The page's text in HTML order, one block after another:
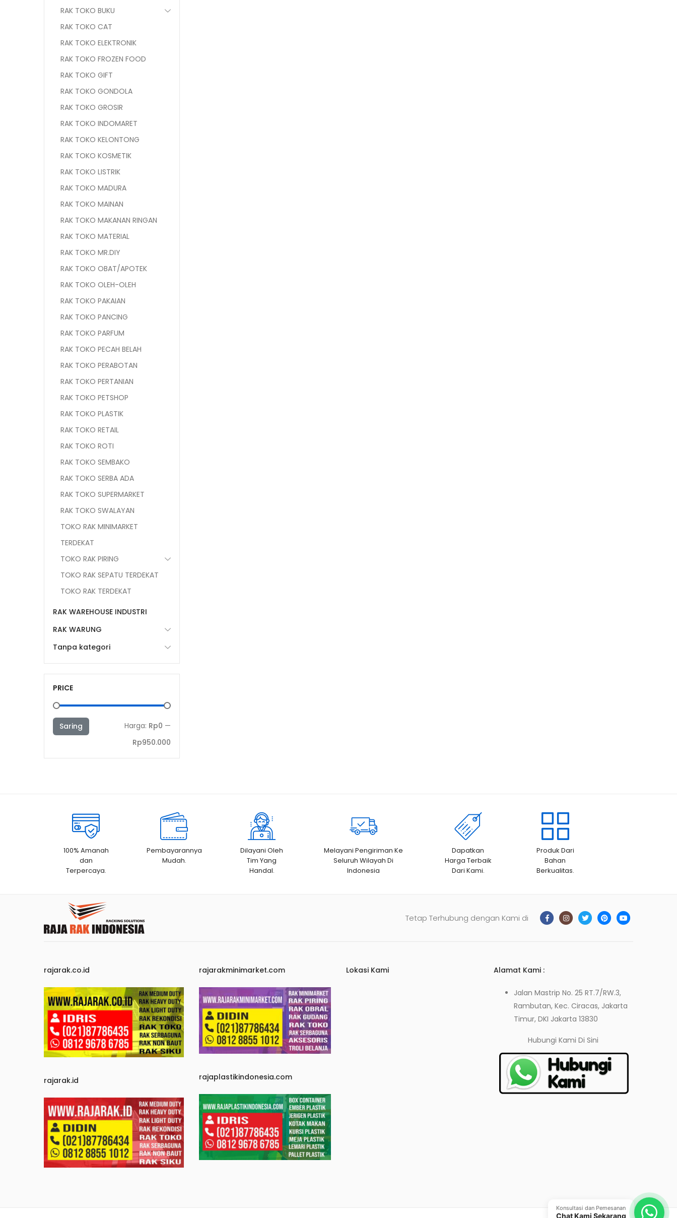
RAK TOKO BUKU
RAK TOKO CAT
RAK TOKO ELEKTRONIK
RAK TOKO FROZEN FOOD
RAK TOKO GIFT
RAK TOKO GONDOLA
RAK TOKO GROSIR
RAK TOKO INDOMARET
RAK TOKO KELONTONG
RAK TOKO KOSMETIK
RAK TOKO LISTRIK
RAK TOKO MADURA
RAK TOKO MAINAN
RAK TOKO MAKANAN RINGAN
RAK TOKO MATERIAL
RAK TOKO MR.DIY
RAK TOKO OBAT/APOTEK
RAK TOKO OLEH-OLEH
RAK TOKO PAKAIAN
RAK TOKO PANCING
RAK TOKO PARFUM
RAK TOKO PECAH BELAH
RAK TOKO PERABOTAN
RAK TOKO PERTANIAN
RAK TOKO PETSHOP
RAK TOKO PLASTIK
RAK TOKO RETAIL
RAK TOKO ROTI
RAK TOKO SEMBAKO
RAK TOKO SERBA ADA
RAK TOKO SUPERMARKET
RAK TOKO SWALAYAN
TOKO RAK MINIMARKET
TERDEKAT
TOKO RAK PIRING
TOKO RAK SEPATU TERDEKAT
TOKO RAK TERDEKAT
RAK WAREHOUSE INDUSTRI
RAK WARUNG
Tanpa kategori
PRICE
Saring Harga: Rp0 —
Rp950.000
100% Amanah
dan
Terpercaya.
Pembayarannya
Mudah.
Dilayani Oleh
Tim Yang
Handal.
Melayani Pengiriman Ke
Seluruh Wilayah Di
Indonesia
Dapatkan
Harga Terbaik
Dari Kami.
Produk Dari
Bahan
Berkualitas.
Tetap Terhubung dengan Kami di
rajarak.co.id
rajarak.id
rajarakminimarket.com
rajaplastikindonesia.com
Lokasi Kami Alamat Kami :
Jalan Mastrip No. 25 RT.7/RW.3,
Rambutan, Kec. Ciracas, Jakarta
Timur, DKI Jakarta 13830
Hubungi KamiDi Sini
Konsultasi dan Pemesanan
Chat Kami Sekarang